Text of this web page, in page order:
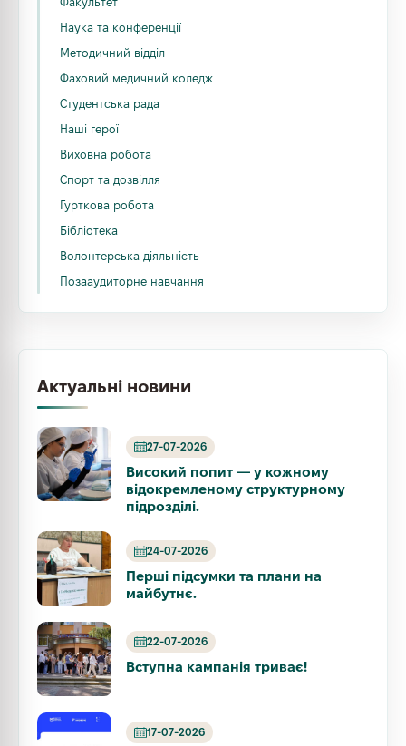
Наука та конференції
Методичний відділ
Фаховий медичний коледж
Студентська рада
Наші герої
Виховна робота
Спорт та дозвілля
Гурткова робота
Бібліотека
Волонтерська діяльність
Позааудиторне навчання
Актуальні новини
Високий попит — у кожному
відокремленому структурному
підрозділі.
27-07-2026
Перші підсумки та плани на
майбутнє.
24-07-2026
Вступна кампанія триває!
22-07-2026
17-07-2026